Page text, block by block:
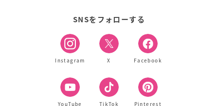
SNSをフォローする
Instagram X Facebook
YouTube TikTok Pinterest